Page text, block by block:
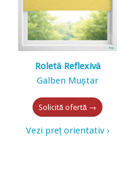
Roletă Reflexivă
Galben Muștar
Solicită ofertă →
Vezi preț orientativ ›